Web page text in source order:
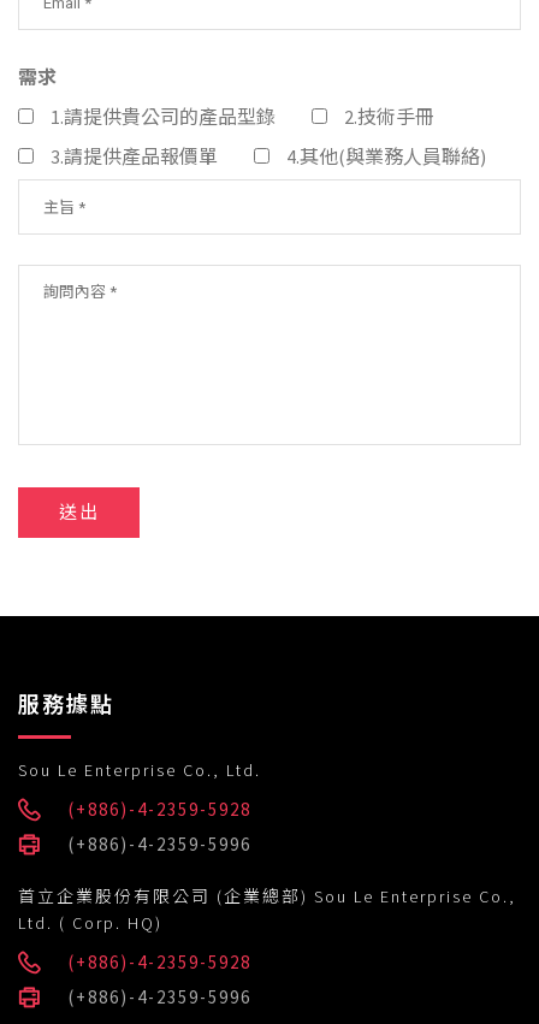
需求
1.請提供貴公司的產品型錄
2.技術手冊
3.請提供產品報價單
4.其他(與業務人員聯絡)
送出
服務據點
Sou Le Enterprise Co., Ltd.
(+886)-4-2359-5928
(+886)-4-2359-5996
首立企業股份有限公司 (企業總部) Sou Le Enterprise Co.,
Ltd. ( Corp. HQ)
(+886)-4-2359-5928
(+886)-4-2359-5996